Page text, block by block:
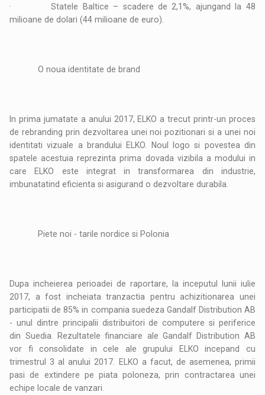
· Statele Baltice – scadere de 2,1%, ajungand la 48
milioane de dolari (44 milioane de euro).
O noua identitate de brand
In prima jumatate a anului 2017, ELKO a trecut printr-un proces
de rebranding prin dezvoltarea unei noi pozitionari si a unei noi
identitati vizuale a brandului ELKO. Noul logo si povestea din
spatele acestuia reprezinta prima dovada vizibila a modului in
care ELKO este integrat in transformarea din industrie,
imbunatatind eficienta si asigurand o dezvoltare durabila.
Piete noi - tarile nordice si Polonia
Dupa incheierea perioadei de raportare, la inceputul lunii iulie
2017, a fost incheiata tranzactia pentru achizitionarea unei
participatii de 85% in compania suedeza Gandalf Distribution AB
- unul dintre principalii distribuitori de computere si periferice
din Suedia. Rezultatele financiare ale Gandalf Distribution AB
vor fi consolidate in cele ale grupului ELKO incepand cu
trimestrul 3 al anului 2017. ELKO a facut, de asemenea, primii
pasi de extindere pe piata poloneza, prin contractarea unei
echipe locale de vanzari.